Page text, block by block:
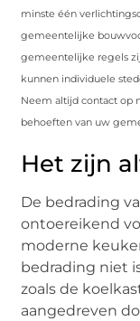
minste één
gemeentelijke
gemeentelijke regels
kunnen individuele
Neem altijd contact op
behoeften van uw
Het zijn
De bedrading
ontoereikend
moderne
bedrading niet
zoals de
aangedreven